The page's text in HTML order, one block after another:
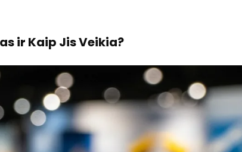
ir Kaip Jis Veikia?